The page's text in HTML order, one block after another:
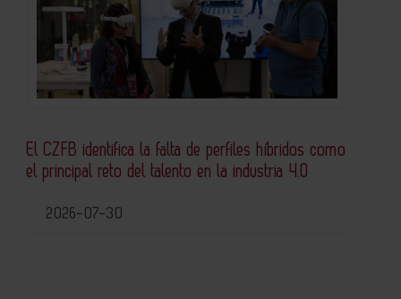
El CZFB identifica la falta de perfiles híbridos como
el principal reto del talento en la industria 4.0
2026-07-30